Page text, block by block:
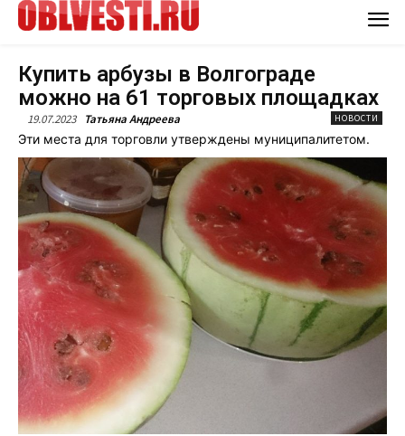
Купить арбузы в Волгограде
можно на 61 торговых площадках
19.07.2023 Татьяна Андреева НОВОСТИ
Эти места для торговли утверждены муниципалитетом.